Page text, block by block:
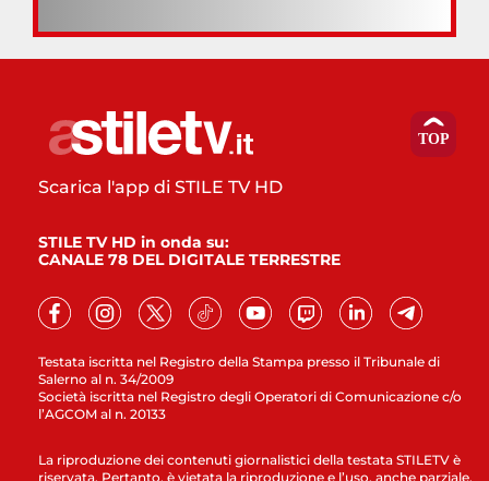
Testata iscritta nel Registro della Stampa presso il Tribunale di
Salerno al n. 34/2009
Società iscritta nel Registro degli Operatori di Comunicazione c/o
l’AGCOM al n. 20133
Scarica l'app di STILE TV HD
STILE TV HD in onda su:
CANALE 78 DEL DIGITALE TERRESTRE
La riproduzione dei contenuti giornalistici della testata STILETV è
riservata. Pertanto, è vietata la riproduzione e l’uso, anche parziale,